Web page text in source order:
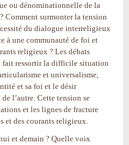
ou dénominationnelle de la
Comment surmonter la tension
du dialogue interreligieux
à une communauté de foi et
religieux ? Les débats
ressortir la difficile situation
et universalisme,
et sa foi et le désir
l’autre. Cette tension se
et les lignes de fracture
et des courants religieux.
et demain ? Quelle voix